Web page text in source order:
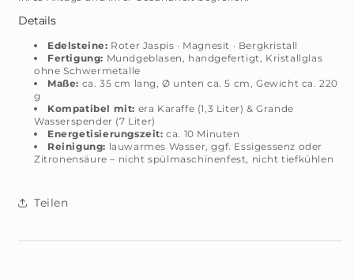
Details
Edelsteine: Roter Jaspis · Magnesit · Bergkristall
Fertigung: Mundgeblasen, handgefertigt, Kristallglas
ohne Schwermetalle
Maße: ca. 35 cm lang, Ø unten ca. 5 cm, Gewicht ca. 220
g
Kompatibel mit: era Karaffe (1,3 Liter) & Grande
Wasserspender (7 Liter)
Energetisierungszeit: ca. 10 Minuten
Reinigung: lauwarmes Wasser, ggf. Essigessenz oder
Zitronensäure – nicht spülmaschinenfest, nicht tiefkühlen
Teilen